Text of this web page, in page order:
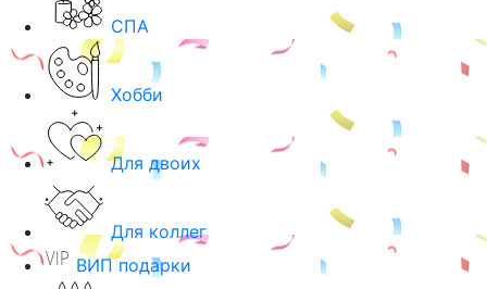
СПА
Хобби
Для двоих
Для коллег
ВИП подарки